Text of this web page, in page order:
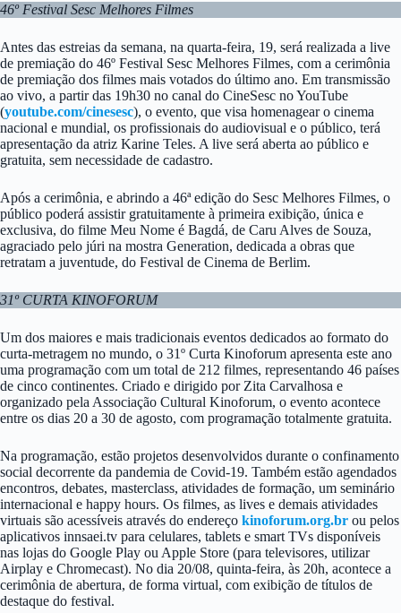
46º Festival Sesc Melhores Filmes
Antes das estreias da semana, na quarta-feira, 19, será realizada a live
de premiação do 46º Festival Sesc Melhores Filmes, com a cerimônia
de premiação dos filmes mais votados do último ano. Em transmissão
ao vivo, a partir das 19h30 no canal do CineSesc no YouTube
(youtube.com/cinesesc), o evento, que visa homenagear o cinema
nacional e mundial, os profissionais do audiovisual e o público, terá
apresentação da atriz Karine Teles. A live será aberta ao público e
gratuita, sem necessidade de cadastro.
Após a cerimônia, e abrindo a 46ª edição do Sesc Melhores Filmes, o
público poderá assistir gratuitamente à primeira exibição, única e
exclusiva, do filme Meu Nome é Bagdá, de Caru Alves de Souza,
agraciado pelo júri na mostra Generation, dedicada a obras que
retratam a juventude, do Festival de Cinema de Berlim.
31º CURTA KINOFORUM
Um dos maiores e mais tradicionais eventos dedicados ao formato do
curta-metragem no mundo, o 31º Curta Kinoforum apresenta este ano
uma programação com um total de 212 filmes, representando 46 países
de cinco continentes. Criado e dirigido por Zita Carvalhosa e
organizado pela Associação Cultural Kinoforum, o evento acontece
entre os dias 20 a 30 de agosto, com programação totalmente gratuita.
Na programação, estão projetos desenvolvidos durante o confinamento
social decorrente da pandemia de Covid-19. Também estão agendados
encontros, debates, masterclass, atividades de formação, um seminário
internacional e happy hours. Os filmes, as lives e demais atividades
virtuais são acessíveis através do endereço kinoforum.org.br ou pelos
aplicativos innsaei.tv para celulares, tablets e smart TVs disponíveis
nas lojas do Google Play ou Apple Store (para televisores, utilizar
Airplay e Chromecast). No dia 20/08, quinta-feira, às 20h, acontece a
cerimônia de abertura, de forma virtual, com exibição de títulos de
destaque do festival.